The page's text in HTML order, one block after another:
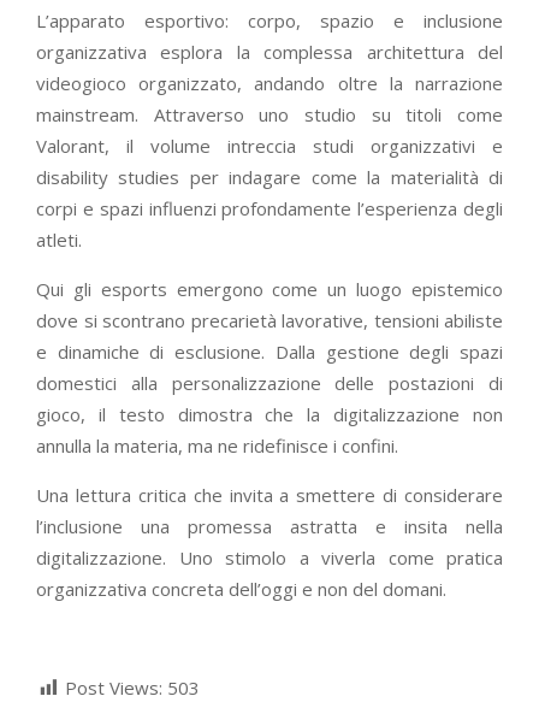
L’apparato esportivo: corpo, spazio e inclusione
organizzativa esplora la complessa architettura del
videogioco organizzato, andando oltre la narrazione
mainstream. Attraverso uno studio su titoli come
Valorant, il volume intreccia studi organizzativi e
disability studies per indagare come la materialità di
corpi e spazi influenzi profondamente l’esperienza degli
atleti.
Qui gli esports emergono come un luogo epistemico
dove si scontrano precarietà lavorative, tensioni abiliste
e dinamiche di esclusione. Dalla gestione degli spazi
domestici alla personalizzazione delle postazioni di
gioco, il testo dimostra che la digitalizzazione non
annulla la materia, ma ne ridefinisce i confini.
Una lettura critica che invita a smettere di considerare
l’inclusione una promessa astratta e insita nella
digitalizzazione. Uno stimolo a viverla come pratica
organizzativa concreta dell’oggi e non del domani.
Post Views: 503